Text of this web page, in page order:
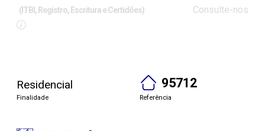
(ITBI, Registro, Escritura e Certidões) Consulte-nos
Residencial
Finalidade
95712
Referência